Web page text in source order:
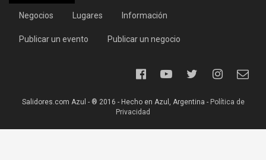
Negocios Lugares Información
Publicar un evento Publicar un negocio
Salidores.com Azul - ® 2016 - Hecho en Azul, Argentina - Política de
Privacidad